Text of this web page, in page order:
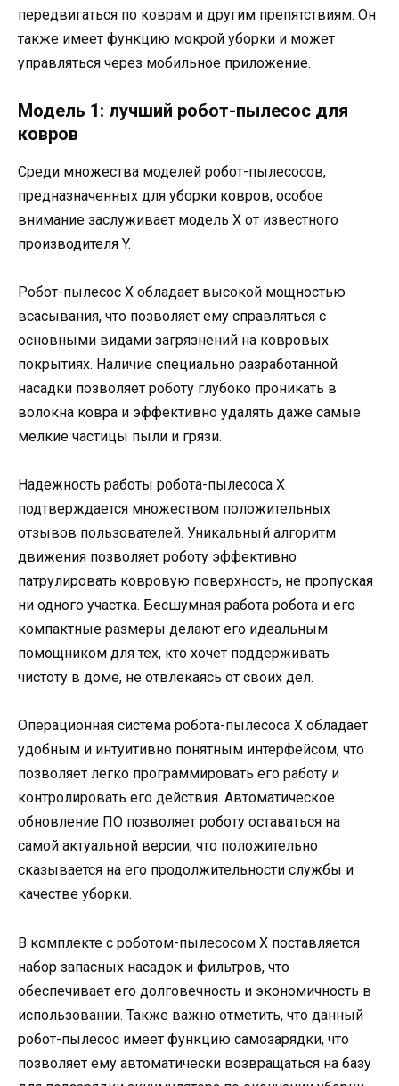
передвигаться по коврам и другим препятствиям. Он
также имеет функцию мокрой уборки и может
управляться через мобильное приложение.
Модель 1: лучший робот-пылесос для
ковров
Среди множества моделей робот-пылесосов,
предназначенных для уборки ковров, особое
внимание заслуживает модель X от известного
производителя Y.
Робот-пылесос X обладает высокой мощностью
всасывания, что позволяет ему справляться с
основными видами загрязнений на ковровых
покрытиях. Наличие специально разработанной
насадки позволяет роботу глубоко проникать в
волокна ковра и эффективно удалять даже самые
мелкие частицы пыли и грязи.
Надежность работы робота-пылесоса X
подтверждается множеством положительных
отзывов пользователей. Уникальный алгоритм
движения позволяет роботу эффективно
патрулировать ковровую поверхность, не пропуская
ни одного участка. Бесшумная работа робота и его
компактные размеры делают его идеальным
помощником для тех, кто хочет поддерживать
чистоту в доме, не отвлекаясь от своих дел.
Операционная система робота-пылесоса X обладает
удобным и интуитивно понятным интерфейсом, что
позволяет легко программировать его работу и
контролировать его действия. Автоматическое
обновление ПО позволяет роботу оставаться на
самой актуальной версии, что положительно
сказывается на его продолжительности службы и
качестве уборки.
В комплекте с роботом-пылесосом X поставляется
набор запасных насадок и фильтров, что
обеспечивает его долговечность и экономичность в
использовании. Также важно отметить, что данный
робот-пылесос имеет функцию самозарядки, что
позволяет ему автоматически возвращаться на базу